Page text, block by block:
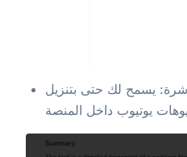
يسمح لك حتى بتنزيل